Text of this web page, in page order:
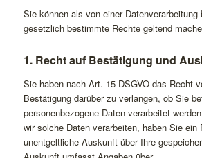
Sie können als von einer Datenverarbeitung
gesetzlich bestimmte Rechte geltend
1. Recht auf Bestätigung und
Sie haben nach Art. 15 DSGVO das Recht
Bestätigung darüber zu verlangen, ob Sie
personenbezogene Daten verarbeitet
wir solche Daten verarbeiten, haben Sie ein
unentgeltliche Auskunft über Ihre